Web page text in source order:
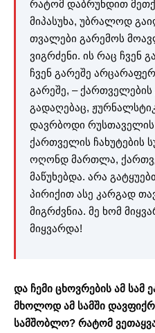
რატომ დაბრუნდით
მიპასუხა, უბრალოდ
თვალები გარემოს
ვიგრძენი. ის რაც ჩვენ
ჩვენ გარეშე
გარეშე, –
გადაღებაც,
დავრბოდი
ქართველის ჩახუტების
ოღონდ მართლა,
მაწუხებდა. არა
პირიქით ასე კარგად
მიგრძვნია. მე ხომ
მიყვარდა!
და ჩემი ცხოვრების ამ
მხოლოდ ამ სამში
სამშობლო? რატომ